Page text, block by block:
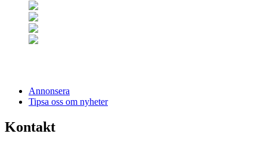
Annonsera
Tipsa oss om nyheter
Kontakt